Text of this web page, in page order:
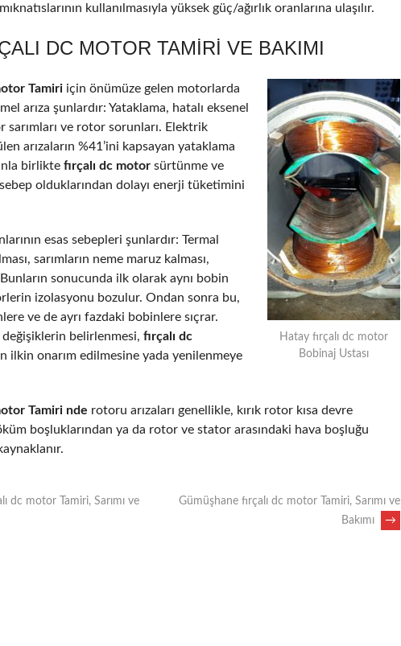
kullanılmasıyla yüksek güç/ağırlık oranlarına ulaşılır.
DC MOTOR TAMIRI VE BAKIMI
Hatay fırçalı dc motor
Bobinaj Ustası
Tamiri için önümüze gelen motorlarda
arıza şunlardır: Yataklama, hatalı eksenel
sarımları ve rotor sorunları. Elektrik
arızaların %41’ini kapsayan yataklama
birlikte fırçalı dc motor sürtünme ve
sebep olduklarından dolayı enerji tüketimini
esas sebepleri şunlardır: Termal
sarımların neme maruz kalması,
sonucunda ilk olarak aynı bobin
izolasyonu bozulur. Ondan sonra bu,
ve de ayrı fazdaki bobinlere sıçrar.
belirlenmesi, fırçalı dc
ilkin onarım edilmesine yada yenilenmeye
Tamiri nde rotoru arızaları genellikle, kırık rotor kısa devre
boşluklarından ya da rotor ve stator arasındaki hava boşluğu
dc motor Tamiri, Sarımı ve
Gümüşhane fırçalı dc motor Tamiri, Sarımı ve
Bakımı
→